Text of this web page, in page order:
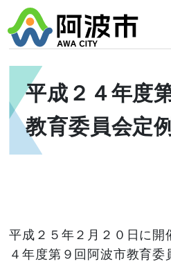
平成２４年度
教育委員会定
平成２５年２月２０日に開
４年度第９回阿波市教育委